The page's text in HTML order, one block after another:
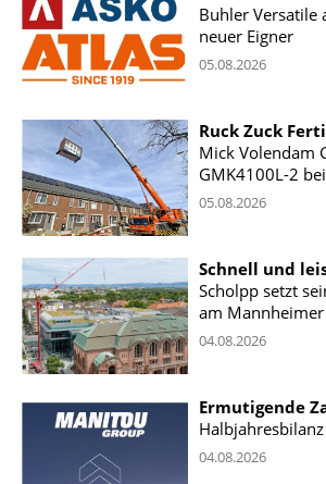
Buhler Versatile
neuer Eigner
05.08.2026
Ruck Zuck
Mick Volendam
GMK4100L-2
05.08.2026
Schnell und
Scholpp setzt
am
04.08.2026
Ermutigende
04.08.2026